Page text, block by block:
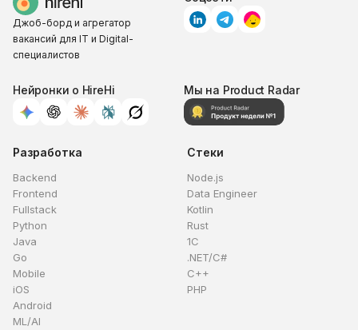
Джоб-борд и агрегатор
вакансий для IT и Digital-
специалистов
Нейронки о HireHi Мы на Product Radar
Разработка
Backend
Frontend
Fullstack
Python
Java
Go
Mobile
iOS
Android
ML/AI
Стеки
Node.js
Data Engineer
Kotlin
Rust
1C
.NET/C#
C++
PHP